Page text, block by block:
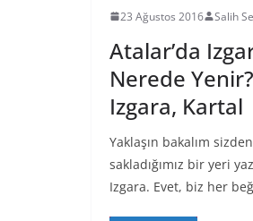
23 Ağustos 2016 Salih
Atalar’da
Nerede
Izgara, Kartal
Yaklaşın bakalım
sakladığımız bir yeri
Izgara. Evet, biz her